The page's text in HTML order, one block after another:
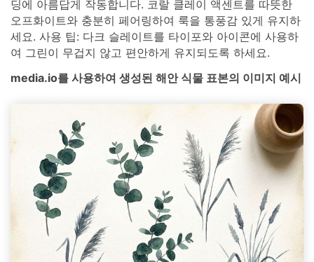
딩에 아름답게 작동합니다. 코랄 클레이 액센트를 따뜻한
오프화이트와 충분히 페어링하여 룩을 통풍감 있게 유지하
세요. 사용 팁: 다크 슬레이트를 타이포와 아이콘에 사용하
여 그린이 무겁지 않고 편안하게 유지되도록 하세요.
media.io를 사용하여 생성된 해안 식물 표본의 이미지 예시